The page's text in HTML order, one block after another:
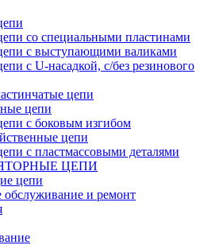
со специальными пластинами
с выступающими валиками
с U-насадкой, с/без резинового
цепи
цепи
с боковым изгибом
цепи
с пластмассовыми деталями
ЦЕПИ
цепи
обслуживание и ремонт